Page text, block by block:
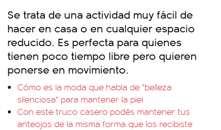
Se trata de una actividad muy fácil de
hacer en casa o en cualquier espacio
reducido. Es perfecta para quienes
tienen poco tiempo libre pero quieren
ponerse en movimiento.
Cómo es la moda que habla de "belleza
silenciosa" para mantener la piel
Con este truco casero podés mantener tus
anteojos de la misma forma que los recibiste